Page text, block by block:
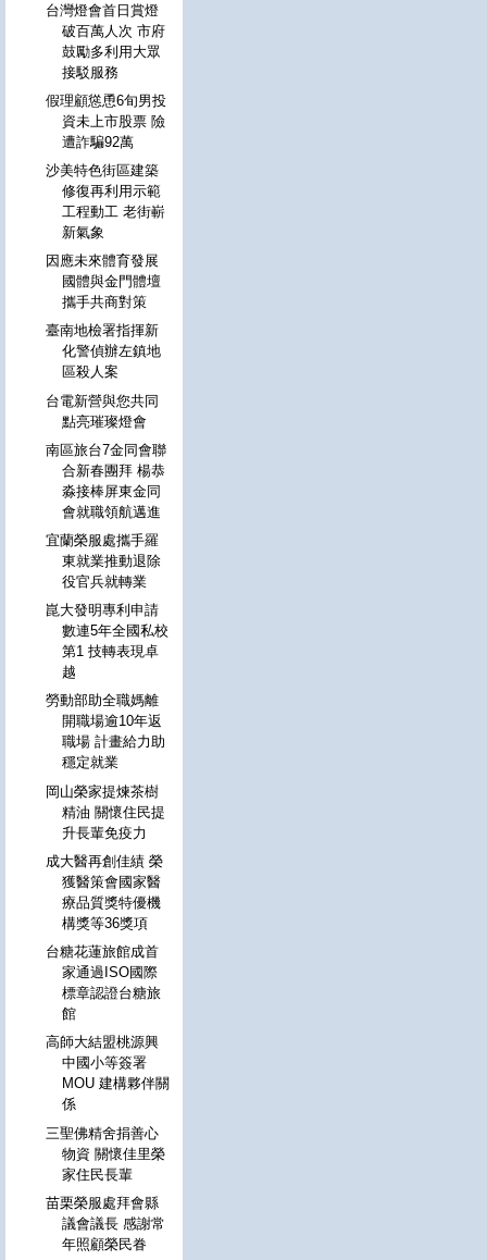
台灣燈會首日賞燈
破百萬人次 市府
鼓勵多利用大眾
接駁服務
假理顧慫恿6旬男投
資未上市股票 險
遭詐騙92萬
沙美特色街區建築
修復再利用示範
工程動工 老街嶄
新氣象
因應未來體育發展
國體與金門體壇
攜手共商對策
臺南地檢署指揮新
化警偵辦左鎮地
區殺人案
台電新營與您共同
點亮璀璨燈會
南區旅台7金同會聯
合新春團拜 楊恭
淼接棒屏東金同
會就職領航邁進
宜蘭榮服處攜手羅
東就業推動退除
役官兵就轉業
崑大發明專利申請
數連5年全國私校
第1 技轉表現卓
越
勞動部助全職媽離
開職場逾10年返
職場 計畫給力助
穩定就業
岡山榮家提煉茶樹
精油 關懷住民提
升長輩免疫力
成大醫再創佳績 榮
獲醫策會國家醫
療品質獎特優機
構獎等36獎項
台糖花蓮旅館成首
家通過ISO國際
標章認證台糖旅
館
高師大結盟桃源興
中國小等簽署
MOU 建構夥伴關
係
三聖佛精舍捐善心
物資 關懷佳里榮
家住民長輩
苗栗榮服處拜會縣
議會議長 感謝常
年照顧榮民眷